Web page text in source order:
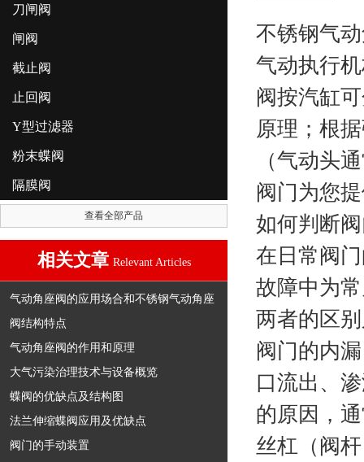
刀闸阀
闸阀
截止阀
止回阀
Y型过滤器
粉末蝶阀
隔膜阀
查看全部产品
相关文章 Relevant Articles
气动角座阀的应用场合和不锈钢气动角座
阀结构特点
气动角座阀的作用和原理
大气污染治理技术与设备概览
蝶阀的优缺点及结构图
法兰伸缩蝶阀应用及优缺点
阀门的手动装置
不锈钢气
气动执行
阀按汽缸
原理；根
（气动头
阀门为您
如何判断
在日常阀
故障中为
两者的区
阀门的内
口流出、
的原因，
丝杠（阀